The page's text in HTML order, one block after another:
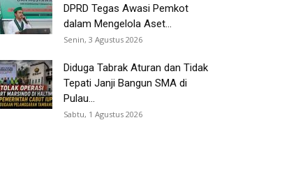
DPRD Tegas Awasi Pemkot
dalam Mengelola Aset...
Senin, 3 Agustus 2026
Diduga Tabrak Aturan dan Tidak
Tepati Janji Bangun SMA di
Pulau...
Sabtu, 1 Agustus 2026